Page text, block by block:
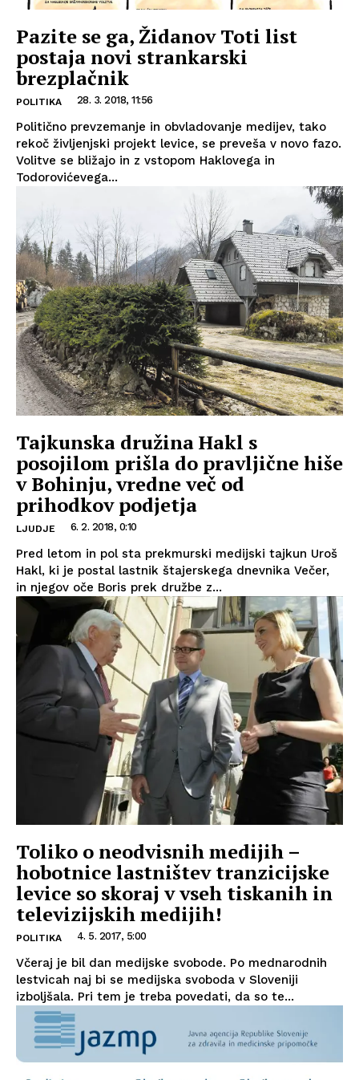
Pazite se ga, Židanov Toti list
postaja novi strankarski
brezplačnik
POLITIKA 28. 3. 2018, 11:56
Politično prevzemanje in obvladovanje medijev, tako
rekoč življenjski projekt levice, se preveša v novo fazo.
Volitve se bližajo in z vstopom Haklovega in
Todorovićevega...
Tajkunska družina Hakl s
posojilom prišla do pravljične hiše
v Bohinju, vredne več od
prihodkov podjetja
LJUDJE 6. 2. 2018, 0:10
Pred letom in pol sta prekmurski medijski tajkun Uroš
Hakl, ki je postal lastnik štajerskega dnevnika Večer,
in njegov oče Boris prek družbe z...
Toliko o neodvisnih medijih –
hobotnice lastništev tranzicijske
levice so skoraj v vseh tiskanih in
televizijskih medijih!
POLITIKA 4. 5. 2017, 5:00
Včeraj je bil dan medijske svobode. Po mednarodnih
lestvicah naj bi se medijska svoboda v Sloveniji
izboljšala. Pri tem je treba povedati, da so te...